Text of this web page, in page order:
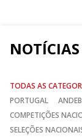
NOTÍCIAS
TODAS AS
PORTUGAL
COMPETIÇÕES
SELEÇÕES